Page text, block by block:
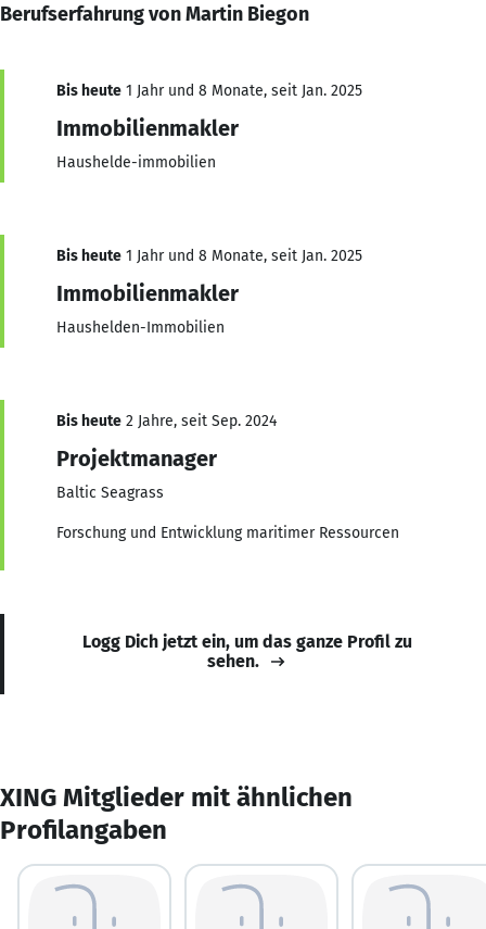
Berufserfahrung von Martin Biegon
Bis heute 1 Jahr und 8 Monate, seit Jan. 2025
Immobilienmakler
Haushelde-immobilien
Bis heute 1 Jahr und 8 Monate, seit Jan. 2025
Immobilienmakler
Haushelden-Immobilien
Bis heute 2 Jahre, seit Sep. 2024
Projektmanager
Baltic Seagrass
Forschung und Entwicklung maritimer Ressourcen
Logg Dich jetzt ein, um das ganze Profil zu
sehen.
XING Mitglieder mit ähnlichen
Profilangaben